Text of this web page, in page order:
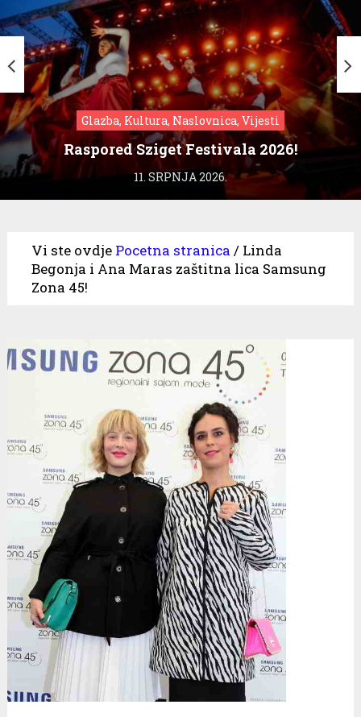
Glazba, Kultura, Naslovnica, Vijesti
Raspored Sziget Festivala 2026!
11. SRPNJA 2026.
Vi ste ovdje Pocetna stranica / Linda
Begonja i Ana Maras zaštitna lica Samsung
Zona 45!